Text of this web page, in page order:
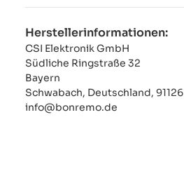
Herstellerinformationen:
CSI Elektronik GmbH
Südliche Ringstraße 32
Bayern
Schwabach, Deutschland, 91126
info@bonremo.de